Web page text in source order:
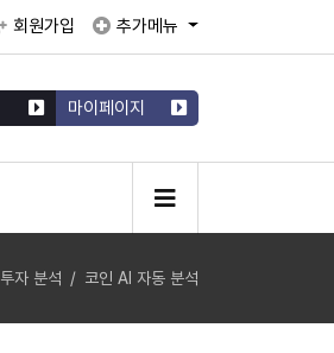
회원가입 추가메뉴
마이페이지
투자 분석 코인 AI 자동 분석